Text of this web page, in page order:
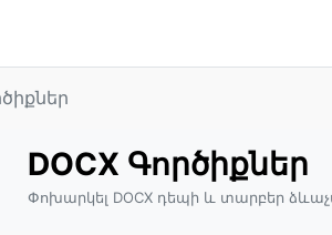
DOCX Գործիքներ
Փոխարկել DOCX դեպի և տարբեր